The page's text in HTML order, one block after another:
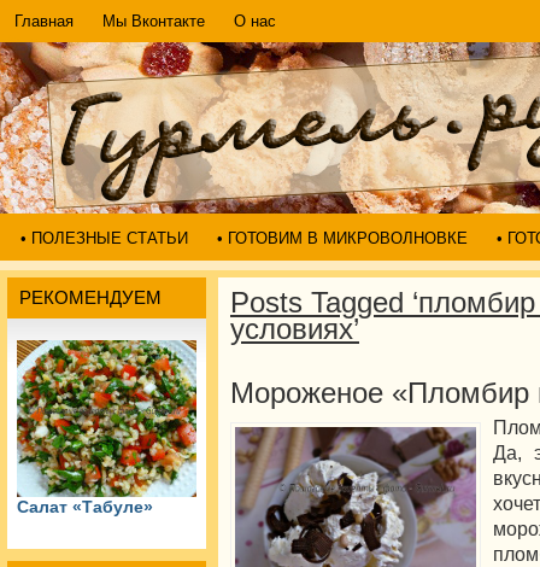
Главная Мы Вконтакте О нас
• ПОЛЕЗНЫЕ СТАТЬИ • ГОТОВИМ В МИКРОВОЛНОВКЕ •
РЕКОМЕНДУЕМ
Салат «Табуле»
Posts Tagged
условиях’
Мороженое
Да,